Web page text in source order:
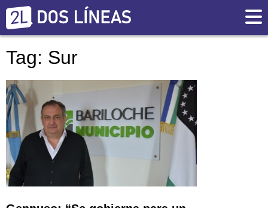
Tag: Sur